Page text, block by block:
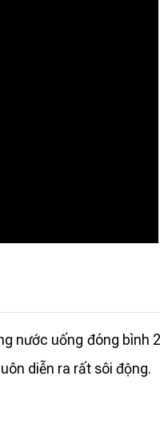
nước uống đóng bình
diễn ra rất sôi động.